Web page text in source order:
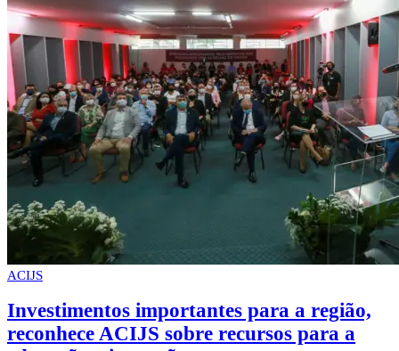
ACIJS
Investimentos importantes para a região,
reconhece ACIJS sobre recursos para a